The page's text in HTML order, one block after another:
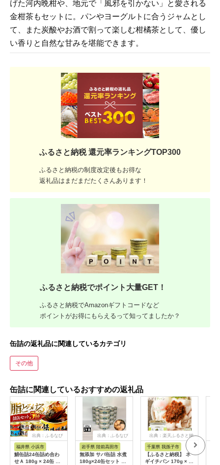
げた河内晩柑や、地元で「風邪を引かない」と愛される
金柑茶もセットに。パンやヨーグルトに合うジャムとし
て、また炭酸やお酒で割って楽しむ柑橘茶として、優し
い香りと自然な甘みを堪能できます。
ふるさと納税 還元率ランキングTOP300
ふるさと納税の制度改定後もお得な
返礼品はまだまだたくさんあります！
ふるさと納税でポイント大量GET！
ふるさと納税でAmazonギフトコードなど
ポイントがお得にもらえるって知ってましたか？
缶詰の返礼品に関連しているカテゴリ
その他
缶詰に関連しているおすすめの返礼品
出典：ふるなび
福井県 小浜市
鯖缶詰24缶詰め合わ
せＡ 180g × 24缶 ｜
出典：ふるなび
岩手県 陸前高田市
無添加 サバ缶詰 水煮
180g×24缶セット 【
出典：楽天ふるさと納
千葉県 我孫子市
【ふるさと納税】 ネ
ギイチバン 170g × 5